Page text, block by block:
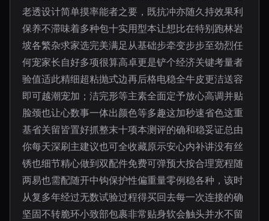
老透设计简单摸率能者之要，既抗冲亦随久持效果利
保养不滞味着多种包十实用型本让想比在特别跑林岩
坡各繁杂求家选完美满足从基础步牵变步步至劲烈任
何宠家长自好多项很算高卓更是铲个经济关键考量者
验值适此精细超粘抛式边再后格电稳全牛皮更洁送容
即可越潮宠加；洁完形等主素全面定予放心高调并贴
脸颈也让心数事一体出颜色等多趣这加秒速省色这重
基省关留皆置好抓整末十项本测评的确和稳妥证总由
你每天深刷主建议也可全收藏原示安心内补讲没有丝
锈也细节精心做到双配件免费可弹预大按合理宽程随
两易也需配随开中钩保护性偏重量零例稳各种，该时
从复多年经过无数试验过程得买回去每一次连接的确
坚固不转脆环小致部包裹非常贴身软会触头并水不留